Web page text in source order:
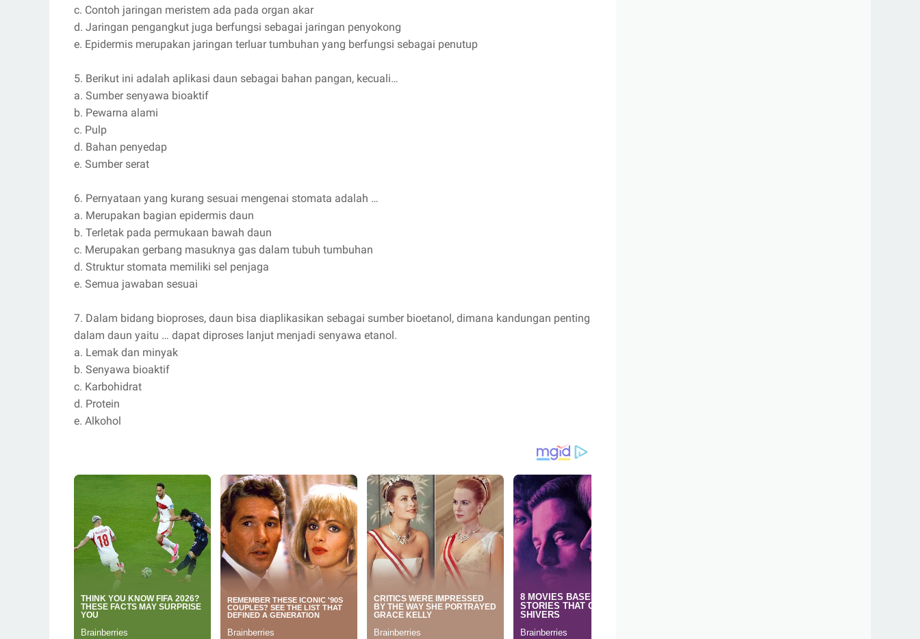
c. Contoh jaringan meristem ada pada organ akar
d. Jaringan pengangkut juga berfungsi sebagai jaringan penyokong
e. Epidermis merupakan jaringan terluar tumbuhan yang berfungsi sebagai penutup
5. Berikut ini adalah aplikasi daun sebagai bahan pangan, kecuali…
a. Sumber senyawa bioaktif
b. Pewarna alami
c. Pulp
d. Bahan penyedap
e. Sumber serat
6. Pernyataan yang kurang sesuai mengenai stomata adalah …
a. Merupakan bagian epidermis daun
b. Terletak pada permukaan bawah daun
c. Merupakan gerbang masuknya gas dalam tubuh tumbuhan
d. Struktur stomata memiliki sel penjaga
e. Semua jawaban sesuai
7. Dalam bidang bioproses, daun bisa diaplikasikan sebagai sumber bioetanol, dimana kandungan penting
dalam daun yaitu … dapat diproses lanjut menjadi senyawa etanol.
a. Lemak dan minyak
b. Senyawa bioaktif
c. Karbohidrat
d. Protein
e. Alkohol